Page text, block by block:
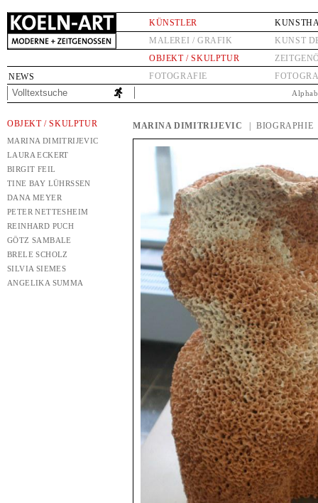
NEWS
KÜNSTLER
MALEREI / GRAFIK
OBJEKT / SKULPTUR
FOTOGRAFIE
KUNST
OBJEKT / SKULPTUR
MARINA DIMITRIJEVIC
LAURA ECKERT
BIRGIT FEIL
TINE BAY LÜHRSSEN
DANA MEYER
PETER NETTESHEIM
REINHARD PUCH
GÖTZ SAMBALE
BRELE SCHOLZ
SILVIA SIEMES
ANGELIKA SUMMA
MARINA DIMITRIJEVIC | BIOGRAPHIE